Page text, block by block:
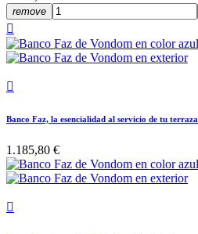
remove


Banco Faz, la esencialidad al servicio de tu terraza
1.185,80 €
